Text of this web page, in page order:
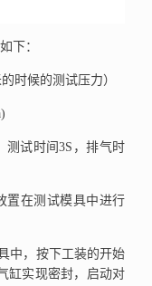
下：
时候的测试压力）
测试时间3S，排气时
置在测试模具中进行
中，按下工装的开始
缸实现密封，启动对